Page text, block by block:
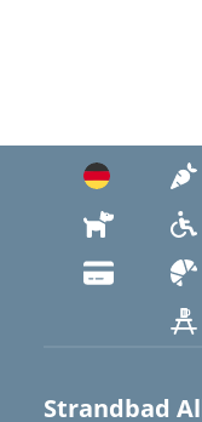
Strandbad